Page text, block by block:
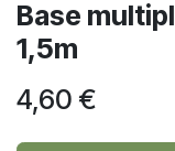
Base
1,5m
4,60 €